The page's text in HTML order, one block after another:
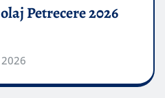
Petrecere 2026